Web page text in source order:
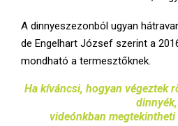
A dinnyeszezonból ugyan
de Engelhart József szerint a
mondható a termesztőknek.
Ha kíváncsi, hogyan végeztek
dinnyék,
videónkban megtekintheti